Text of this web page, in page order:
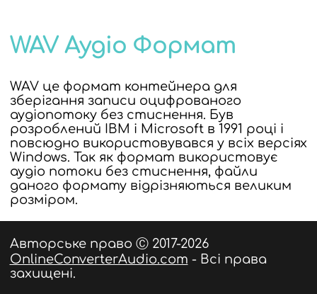
WAV Аудіо Формат
WAV це формат контейнера для
зберігання записи оцифрованого
аудіопотоку без стиснення. Був
розроблений IBM і Microsoft в 1991 році і
повсюдно використовувався у всіх версіях
Windows. Так як формат використовує
аудіо потоки без стиснення, файли
даного формату відрізняються великим
розміром.
Авторське право Ⓒ 2017-2026
OnlineConverterAudio.com - Всі права
захищені.